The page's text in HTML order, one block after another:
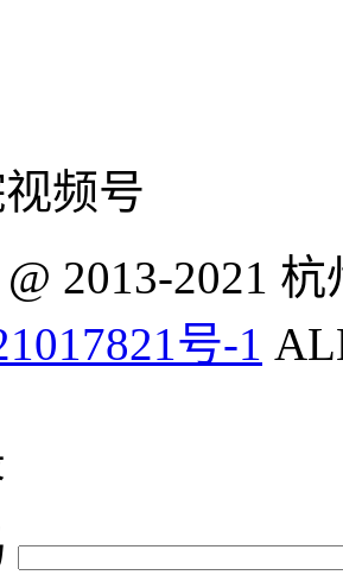
频号
@ 2013-2021
号-1